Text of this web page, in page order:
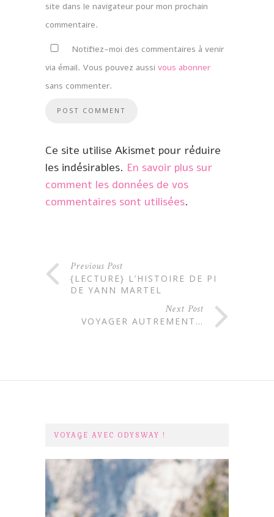
site dans le navigateur pour mon prochain
commentaire.
Notifiez-moi des commentaires à venir
via émail. Vous pouvez aussi vous abonner
sans commenter.
Ce site utilise Akismet pour réduire
les indésirables. En savoir plus sur
comment les données de vos
commentaires sont utilisées.
Previous Post
{LECTURE} L’HISTOIRE DE PI
DE YANN MARTEL
Next Post
VOYAGER AUTREMENT…
VOYAGE AVEC ODYSWAY !